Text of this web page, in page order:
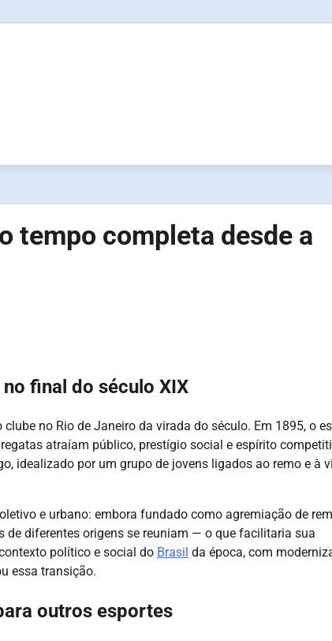
tempo completa desde a
final do século XIX
clube no Rio de Janeiro da virada do século. Em 1895, o
atraíam público, prestígio social e espírito
idealizado por um grupo de jovens ligados ao remo e à
e urbano: embora fundado como agremiação de
diferentes origens se reuniam — o que facilitaria sua
político e social do Brasil da época, com
essa transição.
outros esportes